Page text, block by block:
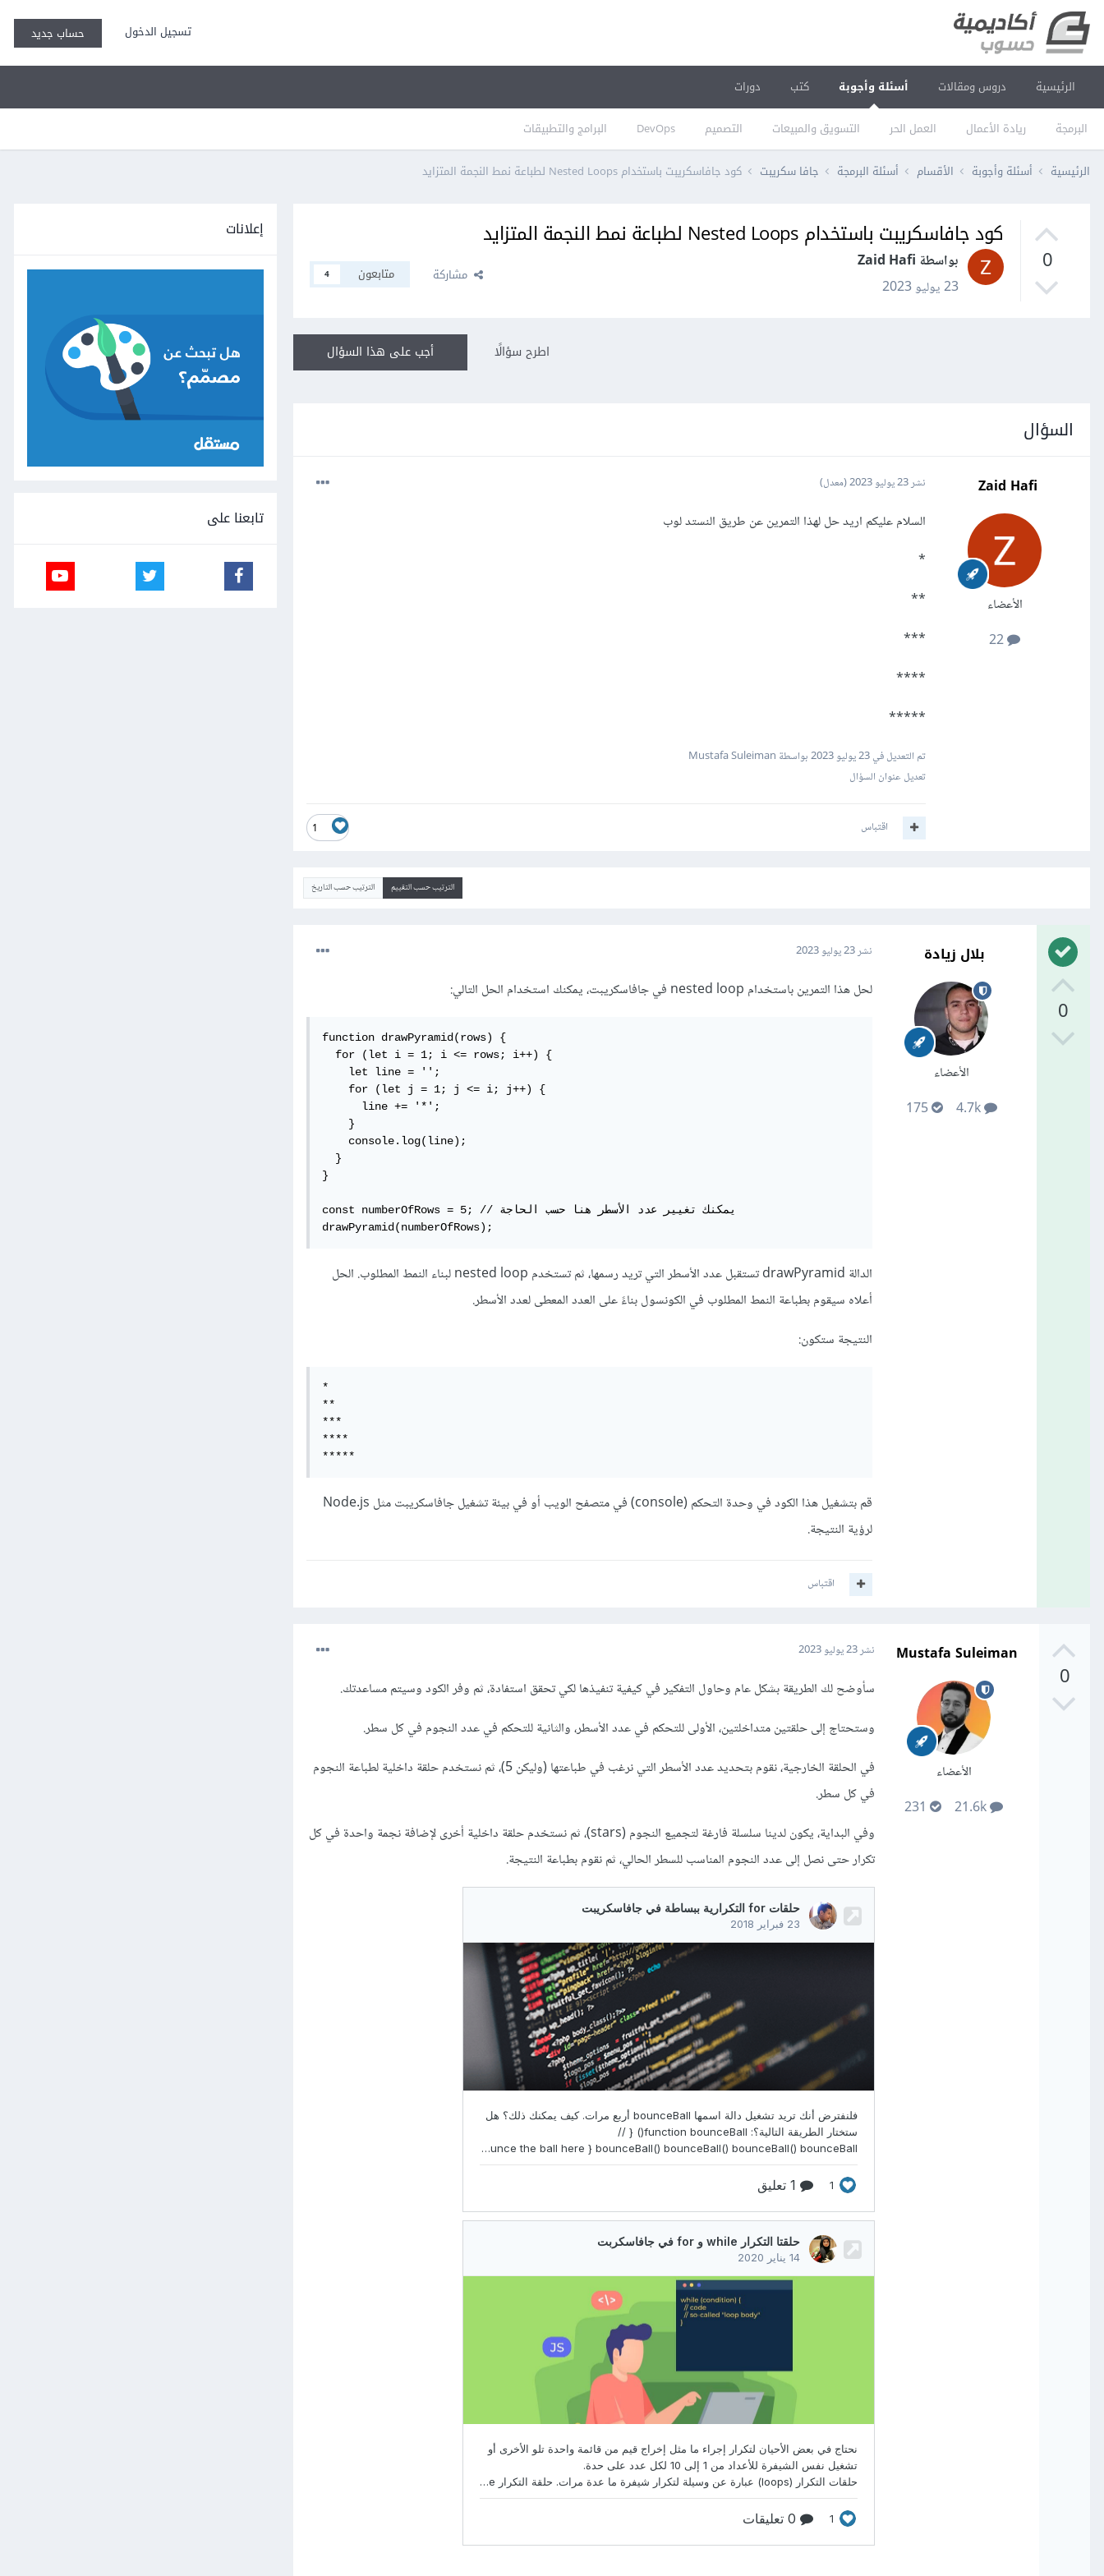
تسجيل الدخول حساب جديد
الرئيسية دروس ومقالات أسئلة وأجوبة
البرمجة ريادة الأعمال العمل الحر التسويق والمبيعات التصميم DevOps البرامج والتطبيقات
كتب دورات
الرئيسية أسئلة وأجوبة الأقسام أسئلة البرمجة جافا سكريبت كود جافاسكريبت باستخدام Nested Loops لطباعة نمط النجمة المتزايد
0
كود جافاسكريبت باستخدام Nested Loops لطباعة نمط النجمة المتزايد
بواسطة Zaid Hafi
23 يوليو 2023
مشاركة متابعون 4
أجب على هذا السؤال اطرح سؤالًا
السؤال
Zaid Hafi
الأعضاء
نشر23 يوليو 2023 (معدل)
السلام عليكم اريد حل لهذا التمرين عن طريق النستد لوب
*
**
***
****
*****
تم التعديل في23 يوليو 2023
بواسطة Mustafa Suleiman
تعديل عنوان السؤال
1 اقتباس
الترتيب حسب التقييم الترتيب حسب التاريخ
0
بلال زيادة
الأعضاء
4.7k
175
نشر23 يوليو 2023
لحل هذا التمرين باستخدام nested loop في جافاسكريبت، يمكنك استخدام الحل التالي:
function drawPyramid(rows) {
  for (let i = 1; i <= rows; i++) {
    let line = '';
    for (let j = 1; j <= i; j++) {
      line += '*';
    }
    console.log(line);
  }
}
const numberOfRows = 5; // يمكنك تغيير عدد الأسطر هنا حسب الحاجة
drawPyramid(numberOfRows);
الدالة drawPyramid تستقبل عدد الأسطر التي تريد رسمها، ثم تستخدم nested loop لبناء النمط المطلوب. الحل
أعلاه سيقوم بطباعة النمط المطلوب في الكونسول بناءً على العدد المعطى لعدد الأسطر.
النتيجة ستكون:
*
**
***
****
*****
قم بتشغيل هذا الكود في وحدة التحكم (console) في متصفح الويب أو في بيئة تشغيل جافاسكريبت مثل Node.js
لرؤية النتيجة.
اقتباس
0
Mustafa Suleiman
الأعضاء
نشر23 يوليو 2023
سأوضح لك الطريقة بشكل عام وحاول التفكير في كيفية تنفيذها لكي تحقق استفادة، ثم وفر الكود وسيتم مساعدتك.
وستحتاج إلى حلقتين متداخلتين، الأولى للتحكم في عدد الأسطر، والثانية للتحكم في عدد النجوم في كل سطر.
في الحلقة الخارجية، نقوم بتحديد عدد الأسطر التي نرغب في طباعتها (وليكن 5)، ثم نستخدم حلقة داخلية لطباعة النجوم
في كل سطر.
وفي البداية، يكون لدينا سلسلة فارغة لتجميع النجوم (stars)، ثم نستخدم حلقة داخلية أخرى لإضافة نجمة واحدة في كل
تكرار حتى نصل إلى عدد النجوم المناسب للسطر الحالي، ثم نقوم بطباعة النتيجة.
إعلانات
تابعنا على